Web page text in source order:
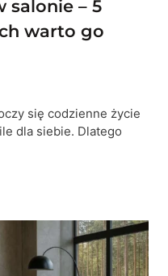
salonie – 5
warto go
się codzienne życie
dla siebie. Dlatego